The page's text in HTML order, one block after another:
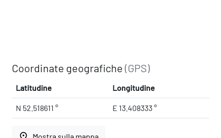
Coordinate geografiche(GPS)
Latitudine Longitudine
N 52.518611 ° E 13.408333 °